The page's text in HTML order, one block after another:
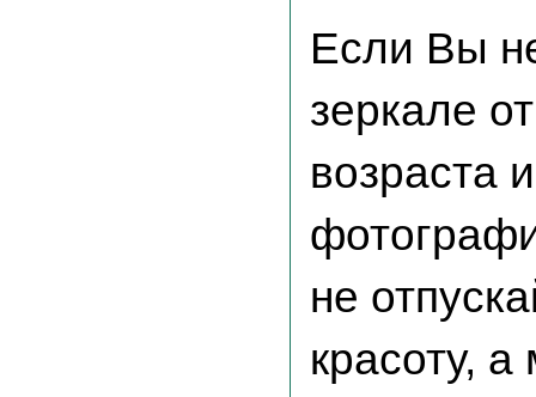
Если Вы
зеркале
возраста
не
красоту,